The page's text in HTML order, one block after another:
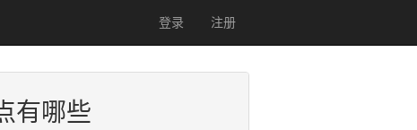
登录 注册
有哪些